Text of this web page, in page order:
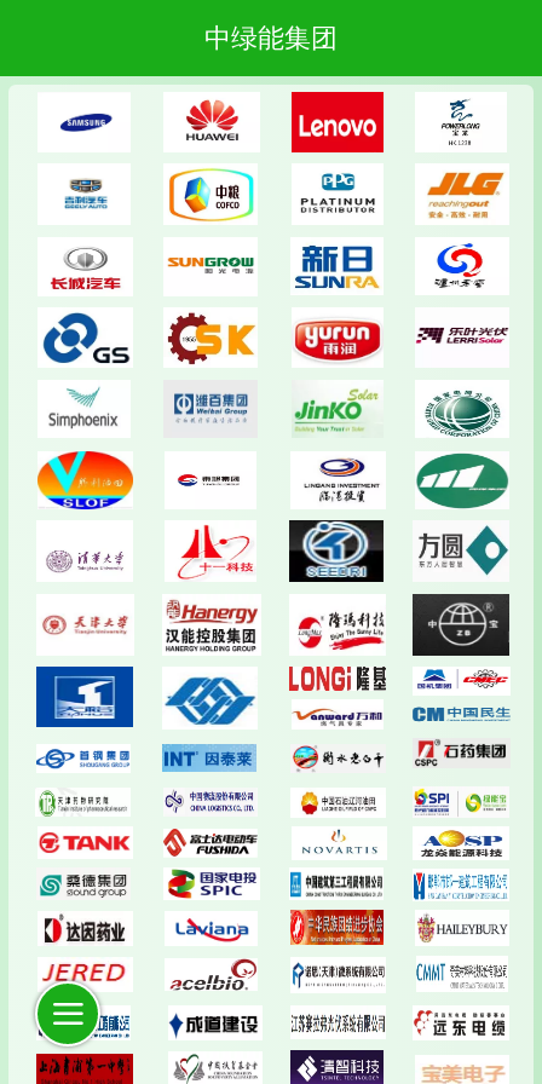
中绿能集团